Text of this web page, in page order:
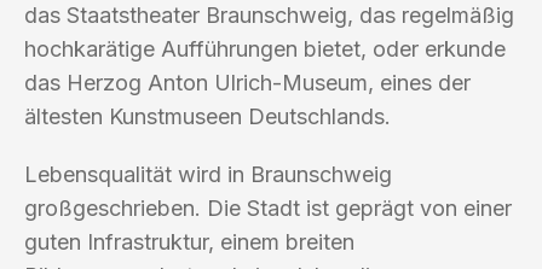
das Staatstheater Braunschweig, das regelmäßig
hochkarätige Aufführungen bietet, oder erkunde
das Herzog Anton Ulrich-Museum, eines der
ältesten Kunstmuseen Deutschlands.
Lebensqualität wird in Braunschweig
großgeschrieben. Die Stadt ist geprägt von einer
guten Infrastruktur, einem breiten